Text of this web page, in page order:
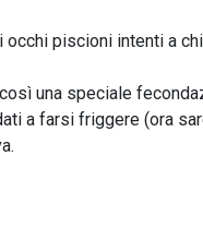
occhi piscioni intenti a
una speciale
a farsi friggere (ora